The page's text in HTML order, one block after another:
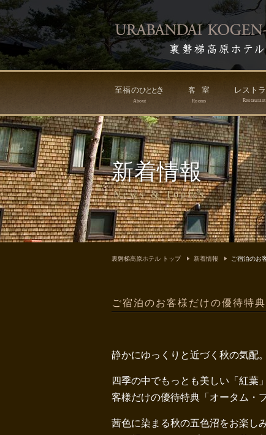
新着情報
News & Topics
至福のひととき
About
客室
Rooms
レスト
Restaurant
裏磐梯高原ホテル トップ 新着情報 ご宿泊のお
ご宿泊のお客様だけの優待特
静かにゆっくりと近づく秋の気配。
四季の中でもっとも美しい「紅葉
客様だけの優待特典「オータム・
茜色に染まる秋の五色沼をお楽し